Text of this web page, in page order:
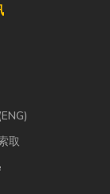
取